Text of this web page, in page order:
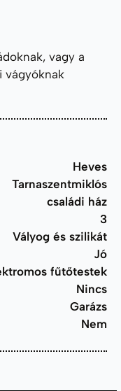
vagy a
vágyóknak
Heves
Tarnaszentmiklós
családi ház
3
Vályog és szilikát
Jó
fűtőtestek
Nincs
Garázs
Nem